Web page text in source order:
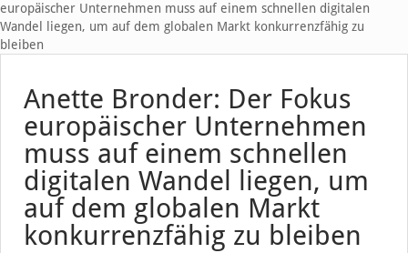
europäischer Unternehmen muss auf einem schnellen digitalen
Wandel liegen, um auf dem globalen Markt konkurrenzfähig zu
bleiben
Anette Bronder: Der Fokus
europäischer Unternehmen
muss auf einem schnellen
digitalen Wandel liegen, um
auf dem globalen Markt
konkurrenzfähig zu bleiben